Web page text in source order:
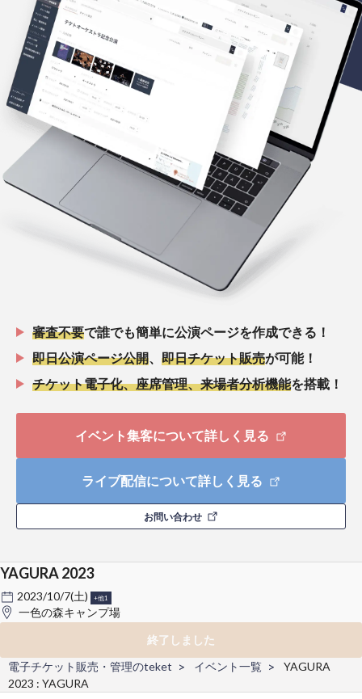
審査不要で誰でも簡単に公演ページを作成できる！
即日公演ページ公開
即日チケット販売が可能！
チケット電子化、座席管理、来場者分析機能を搭載！
イベント集客について詳しく見る
ライブ配信について詳しく見る
お問い合わせ
YAGURA 2023
2023/10/7(土) +他1
一色の森キャンプ場
終了しました
電子チケット販売・管理のteket
イベント一覧
YAGURA
2023 : YAGURA